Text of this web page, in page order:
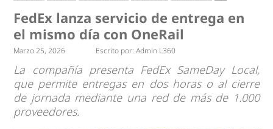
FedEx lanza servicio de entrega en
el mismo día con OneRail
Marzo 25, 2026 Escrito por: Admin L360
La compañía presenta FedEx SameDay Local,
que permite entregas en dos horas o al cierre
de jornada mediante una red de más de 1.000
proveedores.